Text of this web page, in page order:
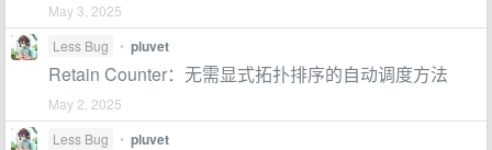
May 3, 2025
Less Bug
• pluvet
Retain Counter：无需显式拓扑排序的自动调度方法
May 2, 2025
Less Bug
• pluvet